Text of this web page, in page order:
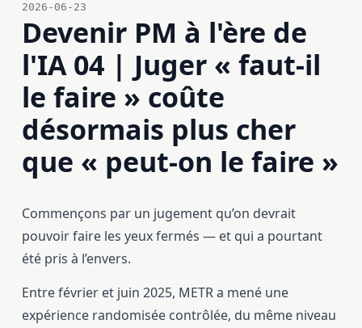
2026-06-23
Devenir PM à l'ère de
l'IA 04 | Juger « faut-il
le faire » coûte
désormais plus cher
que « peut-on le faire »
Commençons par un jugement qu’on devrait
pouvoir faire les yeux fermés — et qui a pourtant
été pris à l’envers.
Entre février et juin 2025, METR a mené une
expérience randomisée contrôlée, du même niveau